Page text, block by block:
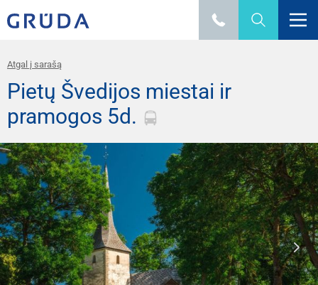
Atgal į sarašą
Pietų Švedijos miestai ir
pramogos 5d.